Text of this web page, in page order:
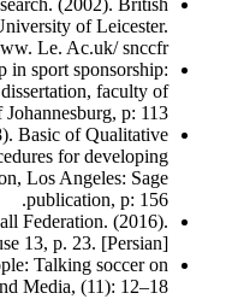
(2002). British
of Leicester.
Le. Ac.uk/ snccfr/.
in sport sponsorship:
faculty of
p: 113.
Basic of Qualitative
for developing
Los Angeles: Sage
publication, p: 156.
Federation. (2016).
13, p. 23. [Persian].
Talking soccer on
Media, (11): 12–18.